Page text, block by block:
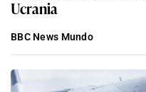
Ucrania
BBC News Mundo